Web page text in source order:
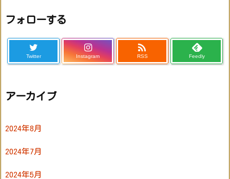
フォローする
Twitter Instagram

RSS Feedly
アーカイブ
2024年8月
2024年7月
2024年5月